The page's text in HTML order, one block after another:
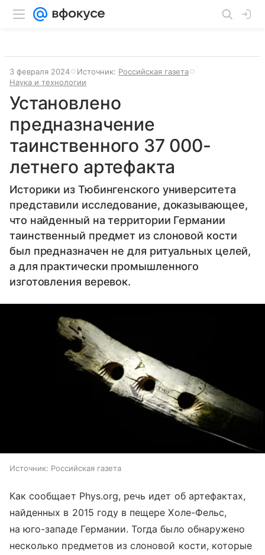
3 февраля 2024 Источник: Российская газета
Наука и технологии
Установлено
предназначение
таинственного 37 000-
летнего артефакта
Историки из Тюбингенского университета
представили исследование, доказывающее,
что найденный на территории Германии
таинственный предмет из слоновой кости
был предназначен не для ритуальных целей,
а для практически промышленного
изготовления веревок.
Источник: Российская газета
Как сообщает Phys.org, речь идет об артефактах,
найденных в 2015 году в пещере Холе-Фельс,
на юго-западе Германии. Тогда было обнаружено
несколько предметов из слоновой кости, которые